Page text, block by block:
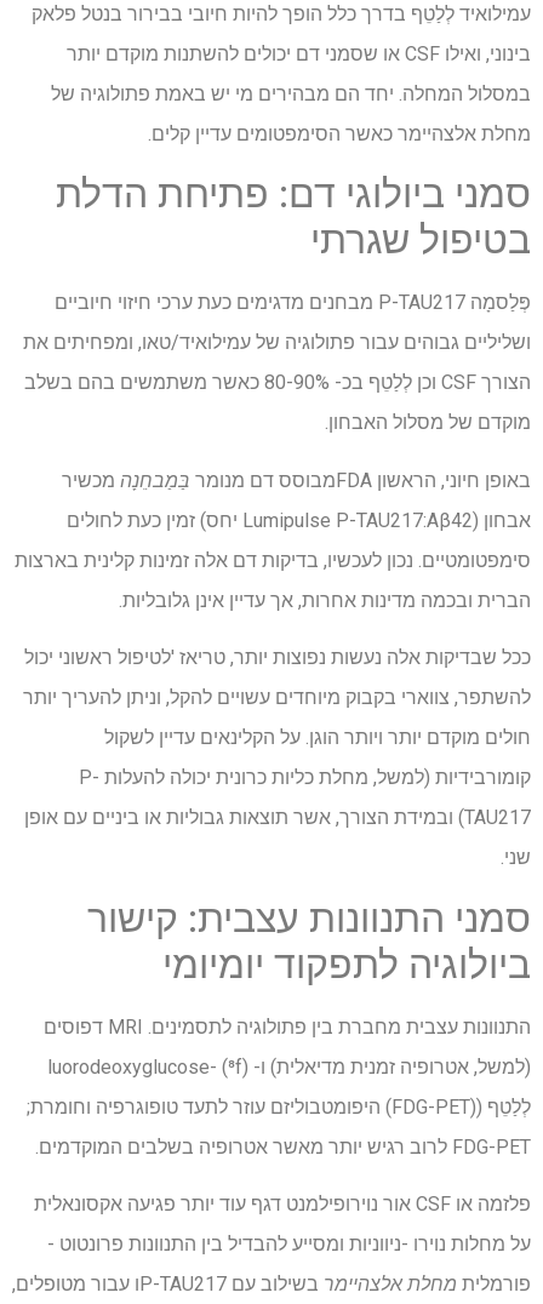
עמילואיד לְלַטֵף בדרך כלל הופך להיות חיובי בבירור בנטל פלאק
בינוני, ואילו CSF או שסמני דם יכולים להשתנות מוקדם יותר
במסלול המחלה. יחד הם מבהירים מי יש באמת פתולוגיה של
מחלת אלצהיימר כאשר הסימפטומים עדיין קלים.
סמני ביולוגי דם: פתיחת הדלת
בטיפול שגרתי
פְּלַסמָה P-TAU217 מבחנים מדגימים כעת ערכי חיזוי חיוביים
ושליליים גבוהים עבור פתולוגיה של עמילואיד/טאו, ומפחיתים את
הצורך CSF וכן לְלַטֵף
בכ- 80-90% כאשר משתמשים בהם בשלב
מוקדם של מסלול האבחון.
באופן חיוני, הראשון FDAמבוסס דם מנומר בַּמַבחֵנָה מכשיר
אבחון (Lumipulse
P-TAU217:Aβ
42 יחס) זמין כעת לחולים
סימפטומטיים. נכון לעכשיו, בדיקות דם אלה זמינות קלינית בארצות
הברית ובכמה מדינות אחרות, אך עדיין אינן גלובליות.
ככל שבדיקות אלה נעשות נפוצות יותר, טריאז 'לטיפול ראשוני יכול
להשתפר, צווארי בקבוק מיוחדים עשויים להקל, וניתן להעריך יותר
חולים מוקדם יותר ויותר הוגן. על הקלינאים עדיין לשקול
קומורבידיות (למשל, מחלת כליות כרונית יכולה להעלות P-
TAU217) ובמידת הצורך, אשר תוצאות גבוליות או ביניים עם אופן
שני.
סמני התנוונות עצבית: קישור
ביולוגיה לתפקוד יומיומי
התנוונות עצבית מחברת בין פתולוגיה לתסמינים. MRI דפוסים
(למשל, אטרופיה זמנית מדיאלית) ו- (⁸f) -luorodeoxyglucose
לְלַטֵף ((
FDG-PET) היפומטבוליזם עוזר לתעד טופוגרפיה וחומרת;
FDG-PET לרוב רגיש יותר מאשר אטרופיה בשלבים המוקדמים.
פלזמה או CSF אור נוירופילמנט דגף עוד יותר פגיעה אקסונאלית
על מחלות נוירו -ניווניות ומסייע להבדיל בין התנוונות פרונטוט -
פורמלית מחלת אלצהיימר בשילוב עם P-TAU217ו עבור מטופלים,